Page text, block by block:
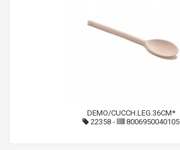
DEMO/CUCCH.LEG.36CM*
22358 - 8006950040105